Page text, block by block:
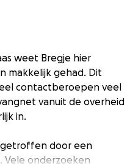
weet Bregje hier
makkelijk gehad. Dit
contactberoepen veel
vanuit de overheid
in.
getroffen door een
Vele onderzoeken